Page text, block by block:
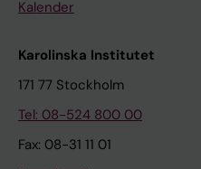
Kalender
Karolinska Institutet
171 77 Stockholm
Tel: 08-524 800 00
Fax: 08-31 11 01